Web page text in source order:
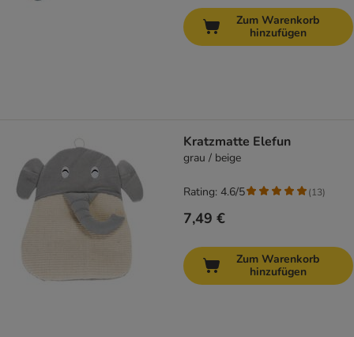
Zum Warenkorb
hinzufügen
Kratzmatte Elefun
grau / beige
7,49 €
Rating: 4.6/5 (13)
Zum Warenkorb
hinzufügen